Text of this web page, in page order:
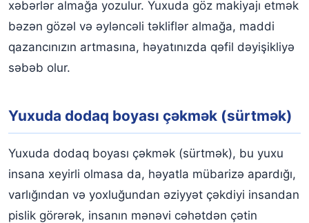
xəbərlər almağa yozulur. Yuxuda göz makiyajı etmək
bəzən gözəl və əyləncəli təkliflər almağa, maddi
qazancınızın artmasına, həyatınızda qəfil dəyişikliyə
səbəb olur.
Yuxuda dodaq boyası çəkmək (sürtmək)
Yuxuda dodaq boyası çəkmək (sürtmək), bu yuxu
insana xeyirli olmasa da, həyatla mübarizə apardığı,
varlığından və yoxluğundan əziyyət çəkdiyi insandan
pislik görərək, insanın mənəvi cəhətdən çətin